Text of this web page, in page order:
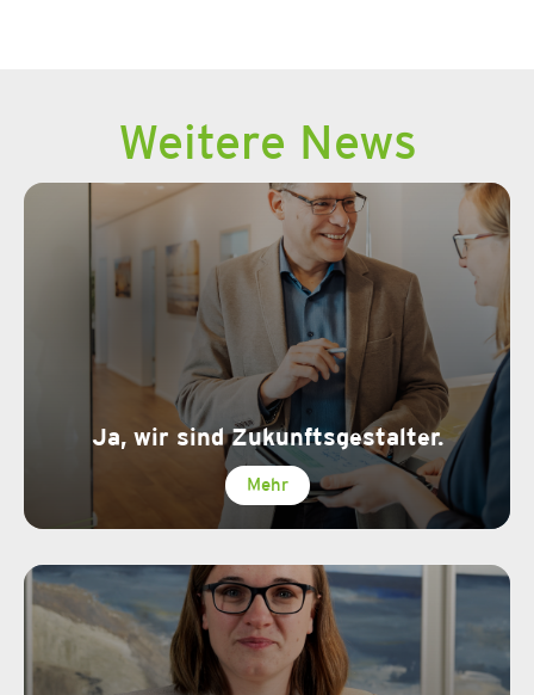
Weitere News
Ja, wir sind Zukunftsgestalter.
Mehr